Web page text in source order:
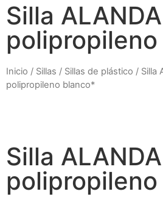
Silla
Inicio / Sillas / Sillas de plástico / Silla
polipropileno blanco*
Silla